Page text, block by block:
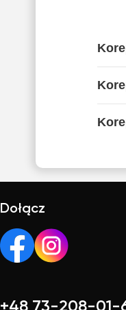
Dołącz
+48 73-208-01-